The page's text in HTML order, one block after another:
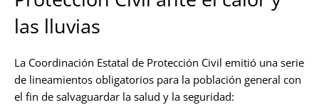
las lluvias
La Coordinación Estatal de Protección Civil emitió una serie
de lineamientos obligatorios para la población general con
el fin de salvaguardar la salud y la seguridad: